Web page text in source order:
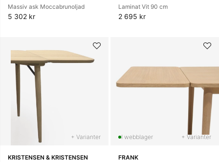
Massiv ask Moccabrunoljad
5 302 kr
Laminat Vit 90 cm
2 695 kr
+ Varianter
KRISTENSEN & KRISTENSEN
+ Varianter
FRANK